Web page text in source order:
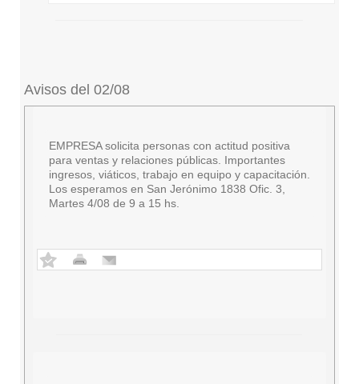
Avisos del 02/08
EMPRESA solicita personas con actitud positiva
para ventas y relaciones públicas. Importantes
ingresos, viáticos, trabajo en equipo y capacitación.
Los esperamos en San Jerónimo 1838 Ofic. 3,
Martes 4/08 de 9 a 15 hs.